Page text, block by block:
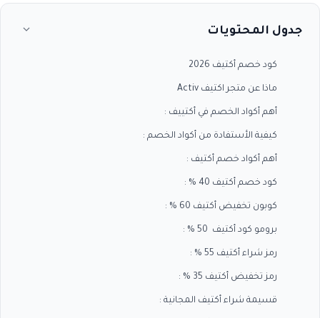
جدول المحتويات
كود خصم أكتيف 2026
ماذا عن متجر اكتيف Activ
أهم أكواد الخصم في أكتييف :
كيفية الأستفادة من أكواد الخصم :
أهم أكواد خصم أكتيف :
كود خصم أكتيف 40 % :
كوبون تخفيض أكتيف 60 % :
برومو كود أكتيف 50 % :
رمز شراء أكتيف 55 % :
رمز تخفيض أكتيف 35 % :
قسيمة شراء أكتيف المجانية :